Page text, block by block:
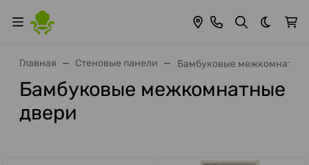
Темная
Главная Стеновые панели Бамбуковые
Бамбуковые межкомнатные
двери